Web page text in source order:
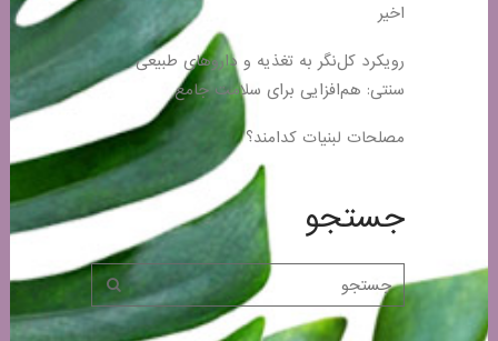
اخیر
رویکرد کل‌نگر به تغذیه و داروهای طبیعی
سنتی: هم‌افزایی برای سلامت جامع
مصلحات لبنیات کدامند؟
جستجو